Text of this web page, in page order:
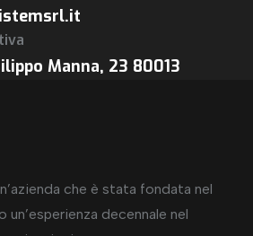
Manna, 23 80013
che è stata fondata nel
un’esperienza decennale nel